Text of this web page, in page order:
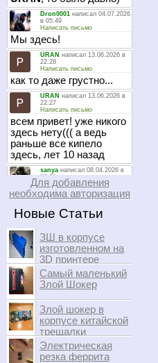
Для добавления
необходима авторизация
Новые Статьи
ЗШ в корпусе
изготовленном на
3D принтере
Самый маленький
Злой Шокер
Злой шокер в
корпусе китайской
трещалки
Электрическая
резка феррита